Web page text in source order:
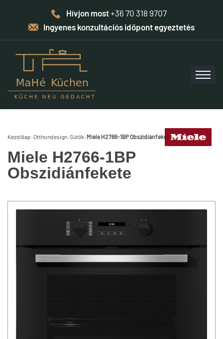
Hívjon most+36 70 318 9707
Ingyenes konzultációs időpont egyeztetés
Kezdőlap›Otthondesign›Sütők›Miele H2766-1BP Obszidiánfekete
Miele H2766-1BP
Obszidiánfekete